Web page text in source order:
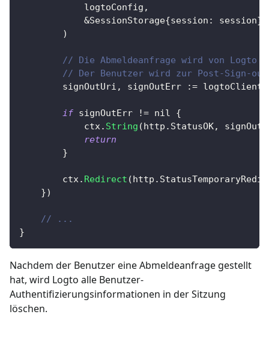
			logtoConfig
,
&SessionStorage{session : session}
)
// Die Abmeldeanfrage wird von Logto
// Der Benutzer wird zur Post-Sign-
		signOutUri
, signOutErr := logtoClient
if signOutErr != nil
{
			ctx
. String (http . StatusOK,
return
}
		ctx
. Redirect (http .
})
// ...
}
Nachdem der Benutzer eine Abmeldeanfrage gestellt
hat, wird Logto alle Benutzer-
Authentifizierungsinformationen in der Sitzung
löschen.